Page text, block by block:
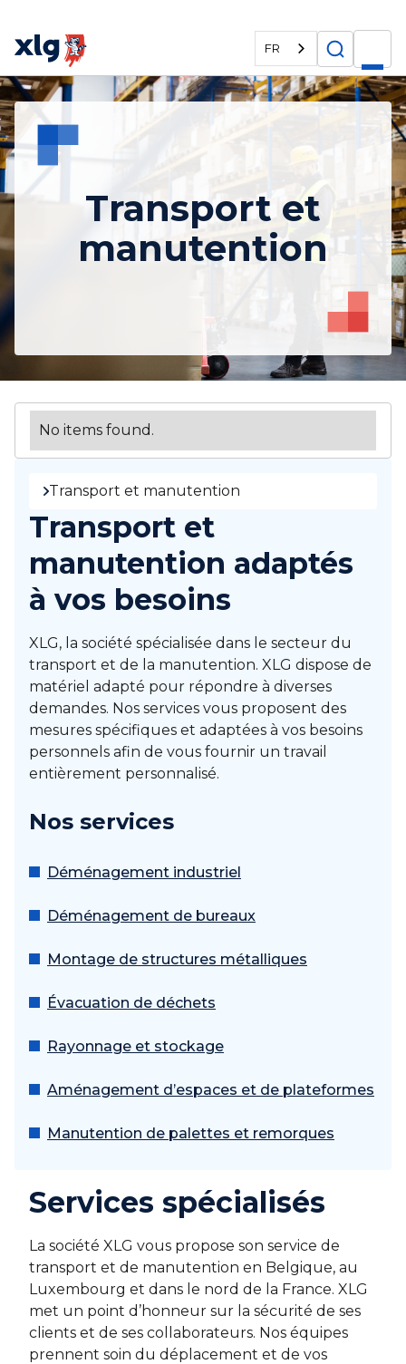
FR
Transport et
manutention
No items found.
Transport et manutention
Transport et
manutention adaptés
à vos besoins
XLG, la société spécialisée dans le secteur du
transport et de la manutention. XLG dispose de
matériel adapté pour répondre à diverses
demandes. Nos services vous proposent des
mesures spécifiques et adaptées à vos besoins
personnels afin de vous fournir un travail
entièrement personnalisé.
Nos services
Déménagement industriel
Déménagement de bureaux
Montage de structures métalliques
Évacuation de déchets
Rayonnage et stockage
Aménagement d’espaces et de plateformes
Manutention de palettes et remorques
Services spécialisés
La société XLG vous propose son service de
transport et de manutention en Belgique, au
Luxembourg et dans le nord de la France. XLG
met un point d’honneur sur la sécurité de ses
clients et de ses collaborateurs. Nos équipes
prennent soin du déplacement et de vos